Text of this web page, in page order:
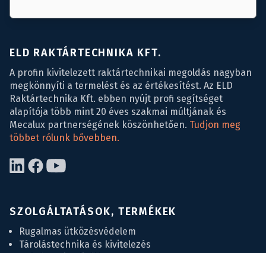
ELD RAKTÁRTECHNIKA KFT.
A profin kivitelezett raktártechnikai megoldás nagyban
megkönnyíti a termelést és az értékesítést. Az ELD
Raktártechnika Kft. ebben nyújt profi segítséget
alapítója több mint 20 éves szakmai múltjának és
Mecalux partnerségének köszönhetően. Tudjon meg
többet rólunk bővebben.
SZOLGÁLTATÁSOK, TERMÉKEK
Rugalmas ütközésvédelem
Tárolástechnika és kivitelezés